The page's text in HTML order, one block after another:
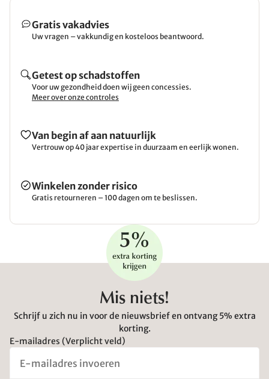
Gratis vakadvies
Uw vragen – vakkundig en kosteloos beantwoord.
Getest op schadstoffen
Voor uw gezondheid doen wij geen concessies.
Meer over onze controles
Van begin af aan natuurlijk
Vertrouw op 40 jaar expertise in duurzaam en eerlijk wonen.
Winkelen zonder risico
Gratis retourneren – 100 dagen om te beslissen.
Mis niets!
Schrijf u zich nu in voor de nieuwsbrief en ontvang 5% extra
korting.
E-mailadres (Verplicht veld)